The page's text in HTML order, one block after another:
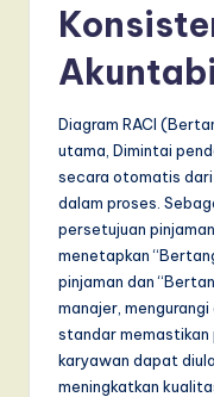
o
ti
o
Diagram RACI
utama, Dimintai
secara otomatis dari
dalam proses.
persetujuan
menetapkan
pinjaman dan
manajer,
standar
karyawan dapat
meningkatkan